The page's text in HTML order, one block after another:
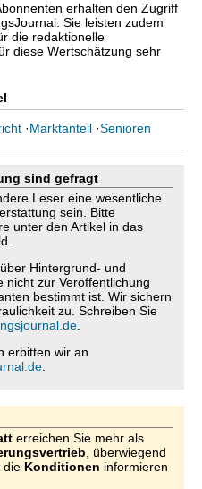
erhalten den Zugriff
Sie leisten zudem
die redaktionelle
diese Wertschätzung sehr
·Marktanteil ·Senioren
sind gefragt
Leser eine wesentliche
sein. Bitte
unter den Artikel in das
Hintergrund- und
nicht zur Veröffentlichung
bestimmt ist. Wir sichern
zu. Schreiben Sie
erbitten wir an
erreichen Sie mehr als
, überwiegend
die Konditionen informieren